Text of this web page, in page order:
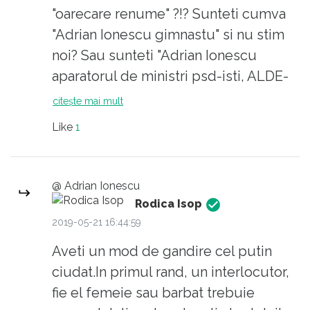
ansamblul lor. Si a nu respecta pe cineva
pentru ce-a facut nu-i o insulta in definitiv.
"oarecare renume" ?!? Sunteti cumva
"Adrian Ionescu gimnastu" si nu stim
noi? Sau sunteti "Adrian Ionescu
aparatorul de ministri psd-isti, ALDE-
isti, de tot rasul si de toata jena"? Eu
care este la fel de nepoliticos si de
ne-barbat ca si infumuratul ministru
care o "sponsorizeaza" pe Corina
Ungureanu din buzunarul "lui" de
ministru! Mai rasfirati, baieti, mai
rasfirati!
citește mai mult
Like 1
@ Adrian Ionescu
Rodica Isop
2019-05-21 16:44:59
Aveti un mod de gandire cel putin
ciudat.In primul rand, un interlocutor,
fie el femeie sau barbat trebuie